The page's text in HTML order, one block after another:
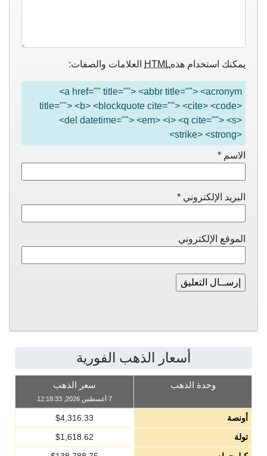
يمكنك استخدام هذهHTML العلامات والصفات:
<a href="" title=""> <abbr title=""> <acronym
title=""> <b> <blockquote cite=""> <cite> <code>
<del datetime=""> <em> <i> <q cite=""> <s>
<strike> <strong>
الاسم *
البريد الإلكتروني *
الموقع الإلكتروني
أسعار الذهب الفورية
وحدة الذهب سعر الذهب
7 أغسطس 2026, 12:18:33
أونصة $4,316.33
تولة
$1,618.62